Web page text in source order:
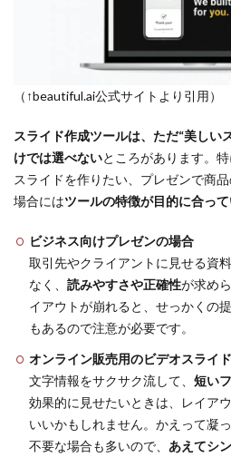
（↑beautiful.ai公式サイトより引用）
スライド作成ツールは、ただ“美しい
けでは選べないところがあります。
スライドを作りたい、プレゼンで商
場合にはツールの特徴が目的に合っ
ビジネス向けプレゼンの場合
取引先やクライアントに見せる資
なく、 読みやすさや正確性が求め
イアウトが崩れると、せっかくの
もあるので注意が必要です。
オンライン販売用のビデオスライ
文字情報をサクサク流して、 短い
効果的に見せたいときは、レイア
いいかもしれません。かえって凝
不要な場合も多いので、 あえてシ